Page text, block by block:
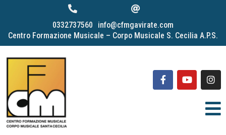
0332737560
info@cfmgavirate.com
Centro Formazione Musicale – Corpo Musicale S. Cecilia A.P.S.